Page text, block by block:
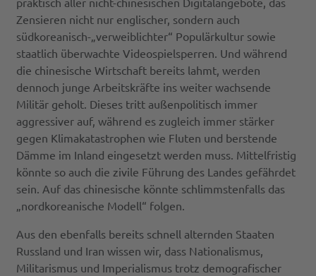
Zensieren nicht nur englischer, sondern auch
südkoreanisch-„verweiblichter“ Populärkultur sowie
staatlich überwachte Videospielsperren. Und während
die chinesische Wirtschaft bereits lahmt, werden
dennoch junge Arbeitskräfte ins weiter wachsende
Militär geholt. Dieses tritt außenpolitisch immer
aggressiver auf, während es zugleich immer stärker
gegen Klimakatastrophen wie Fluten und berstende
Dämme im Inland eingesetzt werden muss. Mittelfristig
könnte so auch die zivile Führung des Landes gefährdet
sein. Auf das chinesische könnte schlimmstenfalls das
„nordkoreanische Modell“ folgen.
Aus den ebenfalls bereits schnell alternden Staaten
Russland und Iran wissen wir, dass Nationalismus,
Militarismus und Imperialismus trotz demografischer